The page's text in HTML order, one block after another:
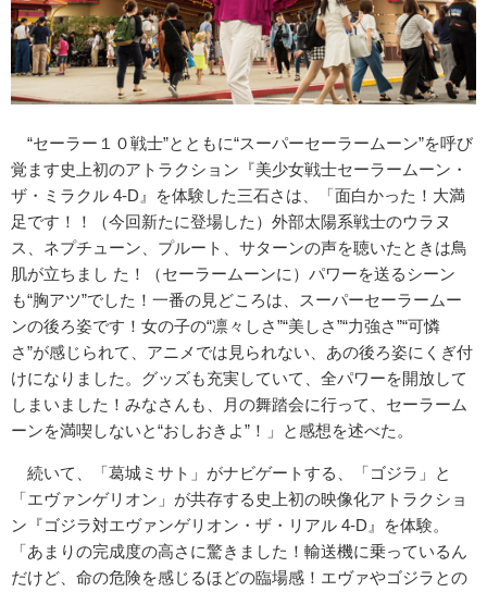
“セーラー１０戦士”とともに“スーパーセーラームーン”を呼び
覚ます史上初のアトラクション『美少女戦士セーラームーン・
ザ・ミラクル 4-D』を体験した三石さは、「面白かった！大満
足です！！（今回新たに登場した）外部太陽系戦士のウラヌ
ス、ネプチューン、プルート、サターンの声を聴いたときは鳥
肌が立ちまし た！（セーラームーンに）パワーを送るシーン
も“胸アツ”でした！一番の見どころは、スーパーセーラームー
ンの後ろ姿です！女の子の“凛々しさ”“美しさ”“力強さ”“可憐
さ”が感じられて、アニメでは見られない、あの後ろ姿にくぎ付
けになりました。グッズも充実していて、全パワーを開放して
しまいました！みなさんも、月の舞踏会に行って、セーラーム
ーンを満喫しないと“おしおきよ”！」と感想を述べた。
続いて、「葛城ミサト」がナビゲートする、「ゴジラ」と
「エヴァンゲリオン」が共存する史上初の映像化アトラクショ
ン『ゴジラ対エヴァンゲリオン・ザ・リアル 4-D』を体験。
「あまりの完成度の高さに驚きました！輸送機に乗っているん
だけど、命の危険を感じるほどの臨場感！エヴァやゴジラとの